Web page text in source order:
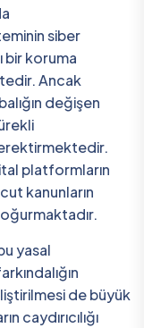
siber
bir koruma
Ancak
değişen
platformların
kanunların
yasal
de büyük
caydırıcılığı